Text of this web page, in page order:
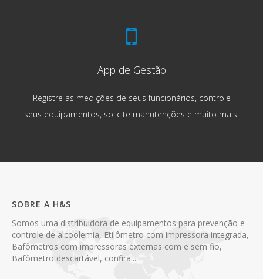
App de Gestão
Registre as medições de seus funcionários, controle
seus equipamentos, solicite manutenções e muito mais.
SOBRE A H&S
Somos uma distribuidora de equipamentos para prevenção e
controle de alcoolemia, Etilômetro com impressora integrada,
Bafômetros com impressoras externas com e sem fio,
Bafômetro descartável, confira...